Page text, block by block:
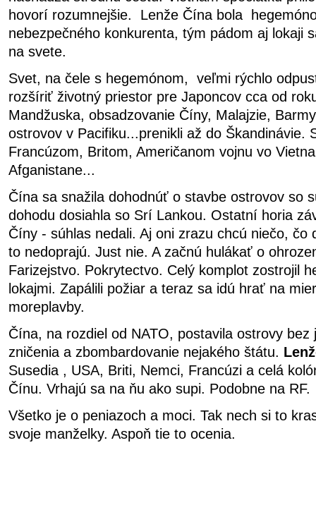
hovorí rozumnejšie. Lenže Čína bola
nebezpečného konkurenta, tým pádom aj lokaji
na svete.
Svet, na čele s hegemónom, veľmi rýchlo
rozšíriť životný priestor pre Japoncov cca od
Mandžuska, obsadzovanie Číny, Malajzie,
ostrovov v Pacifiku...prenikli až do Škandinávie.
Francúzom, Britom, Američanom vojnu vo
Afganistane...
Čína sa snažila dohodnúť o stavbe ostrovov so
dohodu dosiahla so Srí Lankou. Ostatní horia
Číny - súhlas nedali. Aj oni zrazu chcú niečo, čo
to nedoprajú. Just nie. A začnú hulákať o
Farizejstvo. Pokrytectvo. Celý komplot zostrojil
lokajmi. Zapálili požiar a teraz sa idú hrať na
moreplavby.
Čína, na rozdiel od NATO, postavila ostrovy bez
zničenia a zbombardovanie nejakého štátu.
Susedia , USA, Briti, Nemci, Francúzi a celá
Čínu. Vrhajú sa na ňu ako supi. Podobne na RF.
Všetko je o peniazoch a moci. Tak nech si to
svoje manželky. Aspoň tie to ocenia.